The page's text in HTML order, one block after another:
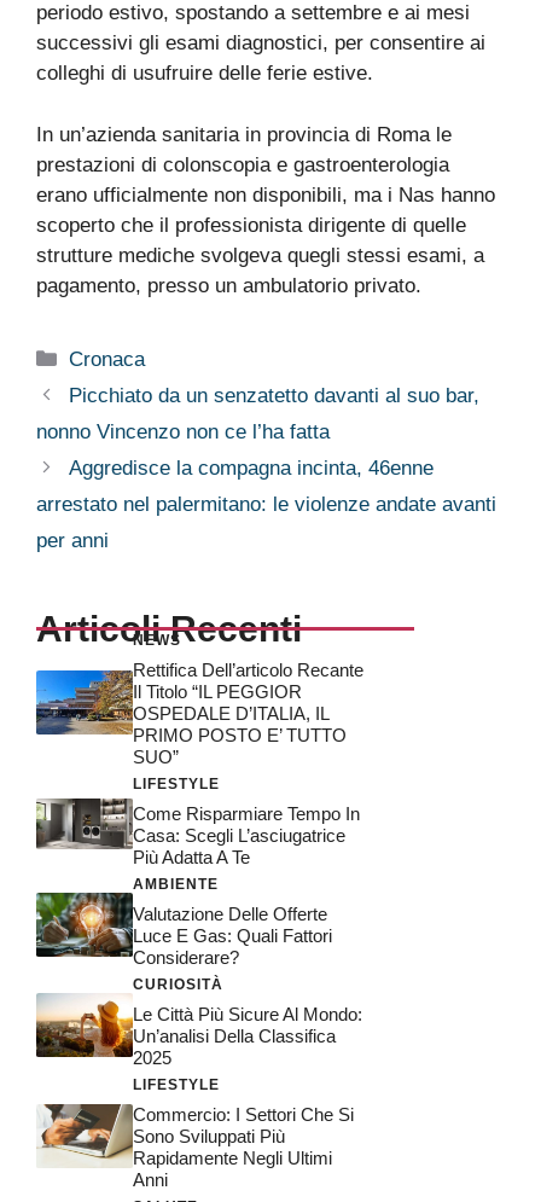
periodo estivo, spostando a settembre e ai mesi
successivi gli esami diagnostici, per consentire ai
colleghi di usufruire delle ferie estive.
In un’azienda sanitaria in provincia di Roma le
prestazioni di colonscopia e gastroenterologia
erano ufficialmente non disponibili, ma i Nas hanno
scoperto che il professionista dirigente di quelle
strutture mediche svolgeva quegli stessi esami, a
pagamento, presso un ambulatorio privato.
Categorie
Cronaca
Picchiato da un senzatetto davanti al suo bar,
nonno Vincenzo non ce l’ha fatta
Aggredisce la compagna incinta, 46enne
arrestato nel palermitano: le violenze andate avanti
per anni
Articoli Recenti
NEWS
Rettifica Dell’articolo Recante
Il Titolo “IL PEGGIOR
OSPEDALE D’ITALIA, IL
PRIMO POSTO E’ TUTTO
SUO”
LIFESTYLE
Come Risparmiare Tempo In
Casa: Scegli L’asciugatrice
Più Adatta A Te
AMBIENTE
Valutazione Delle Offerte
Luce E Gas: Quali Fattori
Considerare?
CURIOSITÀ
Le Città Più Sicure Al Mondo:
Un’analisi Della Classifica
2025
LIFESTYLE
Commercio: I Settori Che Si
Sono Sviluppati Più
Rapidamente Negli Ultimi
Anni